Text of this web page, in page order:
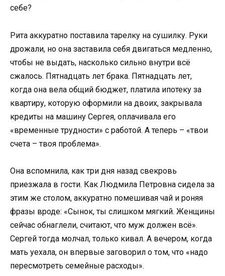
себе?
Рита аккуратно поставила тарелку на сушилку. Руки
дрожали, но она заставила себя двигаться медленно,
чтобы не выдать, насколько сильно внутри всё
сжалось. Пятнадцать лет брака. Пятнадцать лет,
когда она вела общий бюджет, платила ипотеку за
квартиру, которую оформили на двоих, закрывала
кредиты на машину Сергея, оплачивала его
«временные трудности» с работой. А теперь – «твои
счета – твоя проблема».
Она вспомнила, как три дня назад свекровь
приезжала в гости. Как Людмила Петровна сидела за
этим же столом, аккуратно помешивая чай и роняя
фразы вроде: «Сынок, ты слишком мягкий. Женщины
сейчас обнаглели, считают, что муж должен всё».
Сергей тогда молчал, только кивал. А вечером, когда
мать уехала, он впервые заговорил о том, что «надо
пересмотреть семейные расходы».